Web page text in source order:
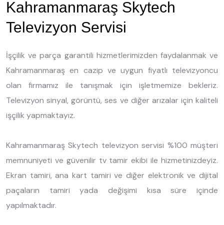
Kahramanmaraş Skytech
Televizyon Servisi
İşçilik ve parça garantili hizmetlerimizden faydalanmak ve
Kahramanmaraş en cazip ve uygun fiyatlı televizyoncu
olan firmamız ile tanışmak için işletmemize bekleriz.
Televizyon sinyal, görüntü, ses ve diğer arızalar için kaliteli
işçilik yapmaktayız.
Kahramanmaraş Skytech televizyon servisi %100 müşteri
memnuniyeti ve güvenilir tv tamir ekibi ile hizmetinizdeyiz.
Ekran tamiri, ana kart tamiri ve diğer elektronik ve dijital
paçaların tamiri yada değişimi kısa süre içinde
yapılmaktadır.